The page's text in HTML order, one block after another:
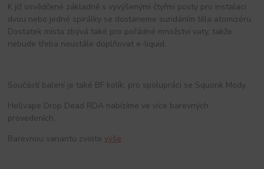
K již osvědčené základně s vyvýšenými čtyřmi posty pro instalaci
dvou nebo jedné spirálky se dostaneme sundáním těla atomizéru.
Dostatek místa zbývá také pro pořádné množství vaty, takže
nebude třeba neustále doplňovat e-liquid.
Součástí balení je také BF kolík, pro spolupráci se Squonk Mody.
Hellvape Drop Dead RDA nabízíme ve více barevných
provedeních.
Barevnou variantu zvoltevýše